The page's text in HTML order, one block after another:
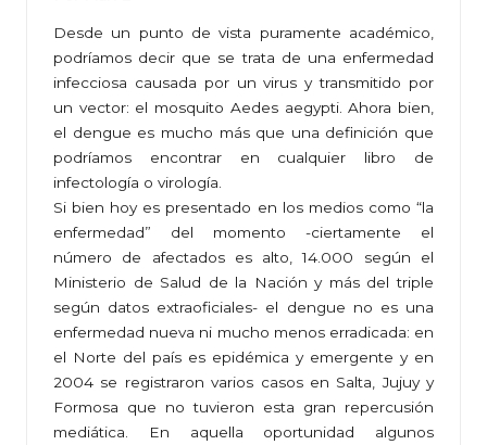
Desde un punto de vista puramente académico,
podríamos decir que se trata de una enfermedad
infecciosa causada por un virus y transmitido por
un vector: el mosquito Aedes aegypti. Ahora bien,
el dengue es mucho más que una definición que
podríamos encontrar en cualquier libro de
infectología o virología.
Si bien hoy es presentado en los medios como “la
enfermedad” del momento -ciertamente el
número de afectados es alto, 14.000 según el
Ministerio de Salud de la Nación y más del triple
según datos extraoficiales- el dengue no es una
enfermedad nueva ni mucho menos erradicada: en
el Norte del país es epidémica y emergente y en
2004 se registraron varios casos en Salta, Jujuy y
Formosa que no tuvieron esta gran repercusión
mediática. En aquella oportunidad algunos